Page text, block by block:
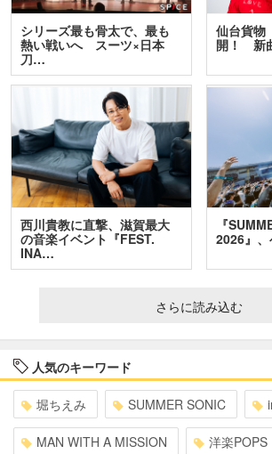
シリーズ最も骨太で、最も
熱い戦いへ スーツ×日本
刀…
仙台貨
開！ 新
西川貴教に直撃、滋賀最大
の音楽イベント『FEST.
INA…
『
2026』
さらに読み込む
人気のキーワード
堀ちえみ SUMMER SONIC
MAN WITH A MISSION 洋楽POPS